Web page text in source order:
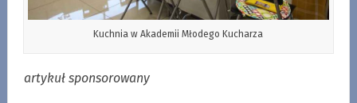
Kuchnia w Akademii Młodego Kucharza
artykuł sponsorowany